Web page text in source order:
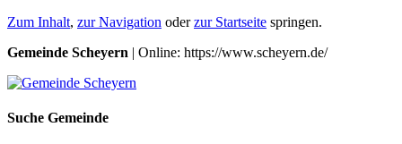
Zum Inhalt, zur Navigation oderzur Startseite springen.
Gemeinde Scheyern | Online: https://www.scheyern.de/
Suche Gemeinde